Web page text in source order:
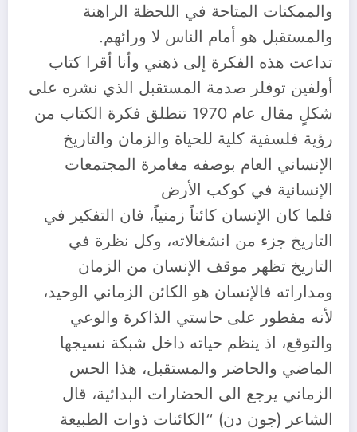
والممكنات المتاحة في اللحظة الراهنة
والمستقبل هو أمام الناس لا ورائهم.
تداعت هذه الفكرة إلى ذهني وأنا أقرا كتاب
أولفين توفلر صدمة المستقبل الذي نشره على
شكلٍ مقال عام 1970 تنطلق فكرة الكتاب من
رؤية فلسفية كلية للحياة والزمان والتاريخ
الإنساني العام بوصفه مغامرة المجتمعات
الإنسانية في كوكب الأرض
فلما كان الإنسان كائناً زمنياً، فان التفكير في
التاريخ جزء من انشغالاته، وكل نظرة في
التاريخ تظهر موقف الإنسان من الزمان
ومداراته فالإنسان هو الكائن الزماني الوحيد،
لأنه مفطور على حاستي الذاكرة والوعي
والتوقع، اذ ينظم حياته داخل شبكة نسيجها
الماضي والحاضر والمستقبل، هذا الحس
الزماني يرجع الى الحضارات البدائية، قال
الشاعر (جون دن) “الكائنات ذوات الطبيعة